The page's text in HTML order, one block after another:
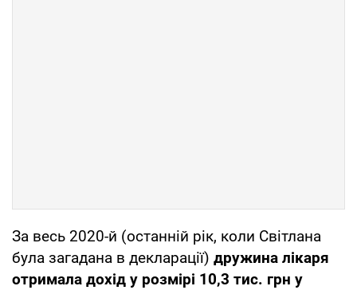
За весь 2020-й (останній рік, коли Світлана
була загадана в декларації) дружина лікаря
отримала дохід у розмірі 10,3 тис. грн у